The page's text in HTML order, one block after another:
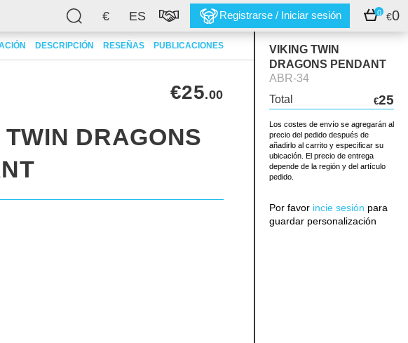
€ ES Registrarse / Iniciar sesión 0 €0
DESCRIPCIÓN RESEÑAS PUBLICACIONES
VIKING TWIN
DRAGONS PENDANT
ABR-34
Total
€25
Los costes de envío se agregarán al
precio del pedido después de
añadirlo al carrito y especificar su
ubicación. El precio de entrega
depende de la región y del artículo
pedido.
Por favor incie sesión para
guardar personalización
€25.00
DRAGONS